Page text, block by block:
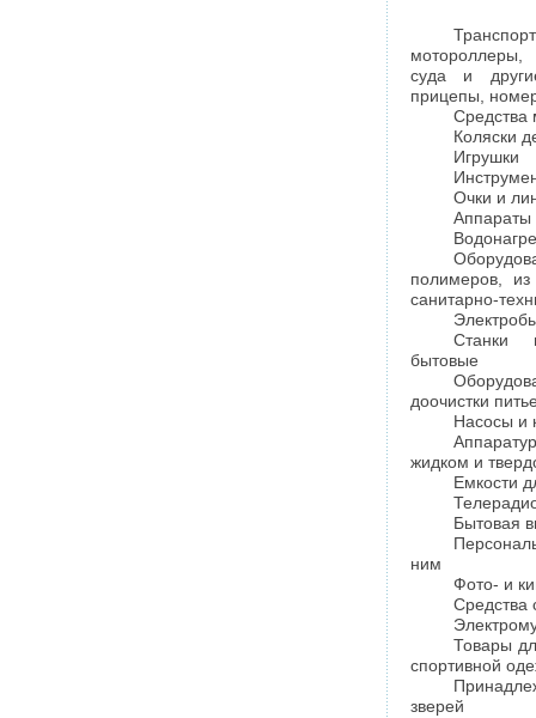
мотороллеры,
суда и
прицепы,
Средства
Коляски
Игрушки
Очки и
Аппараты
полимеров,
санитарно-
Станки
бытовые
доочистки
Насосы и
жидком и
Емкости
Бытовая
ним
Фото- и
Средства
Товары
спортивной
зверей